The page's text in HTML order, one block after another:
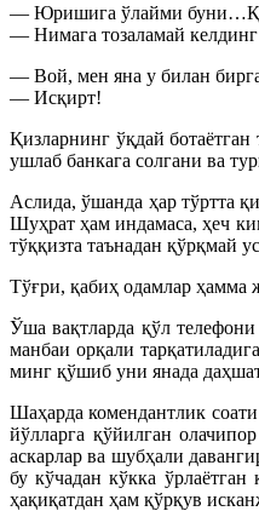
— Юришига ўлайми
— Нимага тозаламай келдинг
— Вой, мен яна у билан
— Исқирт!
Қизларнинг ўқдай
ушлаб банкага солгани ва
Аслида, ўшанда ҳар тўртта
Шуҳрат ҳам индамаса, ҳеч
тўққизта таънадан қўрқмай
Тўғри, қабиҳ одамлар ҳамма
Ўша вақтларда қўл
манбаи орқали
минг қўшиб уни янада
Шаҳарда комендантлик
йўлларга қўйилган
аскарлар ва шубҳали
бу кўчадан кўкка
ҳақиқатдан ҳам қўрқув